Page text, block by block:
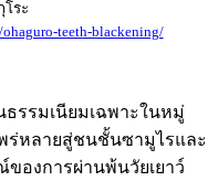
ร่หลายสู่ชนชั้นซามูไรและ
องการผ่านพ้นวัยเยาว์
วะ หรือหญิงที่แต่งงาน